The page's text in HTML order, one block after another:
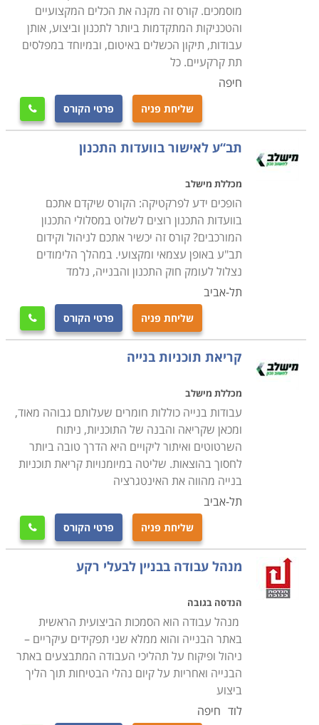
מוסמכים. קורס זה מקנה את הכלים המקצועיים
והטכניקות המתקדמות ביותר לתכנון וביצוע, אותן
עבודות, תיקון הכשלים באיטום, ובמיוחד במפלסים
תת קרקעיים. כל
חיפה
שליחת פניה פרטי הקורס 
תב“ע לאישור בוועדות התכנון
מכללת מישלב
הופכים ידע לפרקטיקה: הקורס שיקדם אתכם
בוועדות התכנון רוצים לשלוט במסלולי התכנון
המורכבים? קורס זה יכשיר אתכם לניהול וקידום
תב"ע באופן עצמאי ומקצועי. במהלך הלימודים
נצלול לעומק חוק התכנון והבנייה, נלמד
תל-אביב
שליחת פניה פרטי הקורס 
קריאת תוכניות בנייה
מכללת מישלב
עבודות בנייה כוללות חומרים שעלותם גבוהה מאוד,
ומכאן שקריאה והבנה של התוכניות, ניתוח
השרטוטים ואיתור ליקויים היא הדרך טובה ביותר
לחסוך בהוצאות. שליטה במיומנויות קריאת תוכניות
בנייה מהווה את האינטגרציה
תל-אביב
שליחת פניה פרטי הקורס 
מנהל עבודה בבניין לבעלי רקע
הנדסה בגובה
מנהל עבודה הוא הסמכות הביצועית הראשית
באתר הבנייה והוא ממלא שני תפקידים עיקריים –
ניהול ופיקוח על תהליכי העבודה המתבצעים באתר
הבנייה ואחריות על קיום נהלי הבטיחות תוך הליך
ביצוע
לוד חיפה